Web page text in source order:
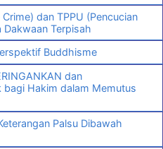
dan TPPU (Pencucian
Terpisah
Buddhisme
dan
bagi Hakim dalam Memutus
Palsu Dibawah